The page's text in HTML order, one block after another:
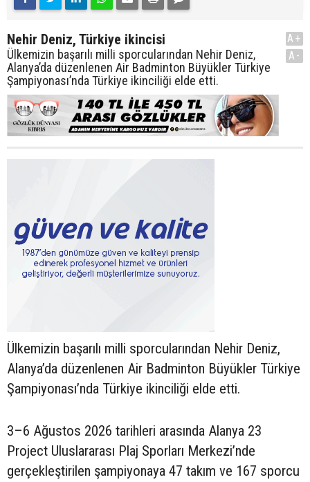
Nehir Deniz, Türkiye ikincisi
Ülkemizin başarılı milli sporcularından Nehir Deniz,
Alanya’da düzenlenen Air Badminton Büyükler Türkiye
Şampiyonası’nda Türkiye ikinciliği elde etti.
A+
A-
Ülkemizin başarılı milli sporcularından Nehir Deniz,
Alanya’da düzenlenen Air Badminton Büyükler Türkiye
Şampiyonası’nda Türkiye ikinciliği elde etti.
3–6 Ağustos 2026 tarihleri arasında Alanya 23
Project Uluslararası Plaj Sporları Merkezi’nde
gerçekleştirilen şampiyonaya 47 takım ve 167 sporcu